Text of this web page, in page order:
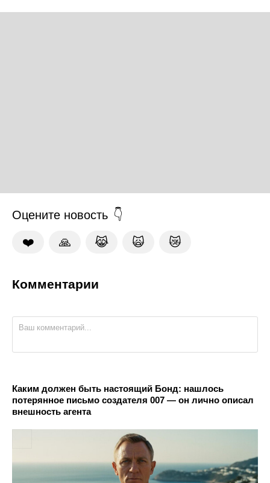
Оцените новость
❤️ 🙏 😹 🙀 😿
Комментарии
Каким должен быть настоящий Бонд: нашлось
потерянное письмо создателя 007 — он лично описал
внешность агента